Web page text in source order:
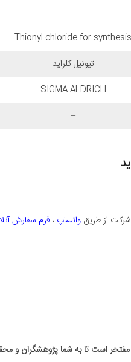
Thionyl chloride for synthesis
تیونیل کلراید
SIGMA-ALDRICH
–
شرکت از طریق واتساپ ، فرم سفارش
مفتخر است تا به شما پژوهشگران و